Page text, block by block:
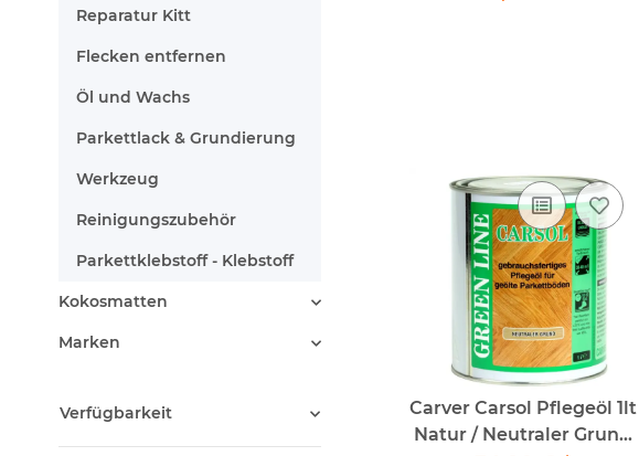
Carver Carsol Pflegeöl 1lt
Natur / Neutraler Grund
Reparatur Kitt
Flecken entfernen
Öl und Wachs
Parkettlack & Grundierung
Werkzeug
Reinigungszubehör
Parkettklebstoff - Klebstoff
Kokosmatten
Marken
Verfügbarkeit